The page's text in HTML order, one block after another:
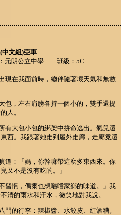
中文組)亞軍
元朗公立中學 班級：5C
現在我面前時，總伴隨著壞天氣和無數
包，左右肩膀各持一個小的，雙手還提
人。
有大包小包的綁架中拚命逃出。氣兒還
西。我跟著她走到屋外走廊，走廊竟還
道：「媽，你幹嘛帶這麼多東西來。你
又不是沒有吃的。」
習慣，偶爾也想嚐嚐家鄉的味道。」我
清的雨水和汗水，微笑地對我說。
門的行李：辣椒醬、水餃皮、紅酒糟。